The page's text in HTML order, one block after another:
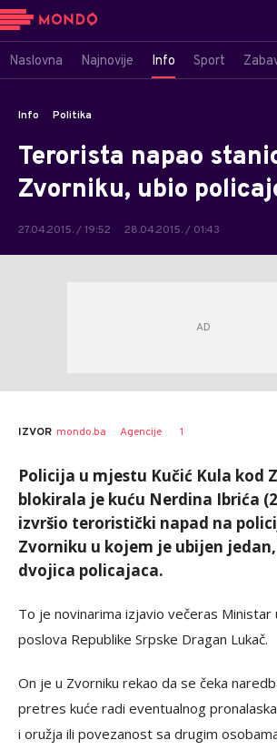
Naslovna Najnovije Info Sport
Info Politika
Terorista napao
Zvorniku, ubio
27.04.2015. / 19:52 28.04.2015. / 01:43
IZVOR mondo.ba Agencije 1
Policija u mjestu Kučić Kula kod
blokirala je kuću Nerdina Ibrića
izvršio teroristički napad na
Zvorniku u kojem je ubijen
dvojica policajaca.
To je novinarima izjavio večeras Ministar
poslova Republike Srpske Dragan Lukač.
On je u Zvorniku rekao da se čeka
pretres kuće radi eventualnog
i oružja ili povezanost sa drugim